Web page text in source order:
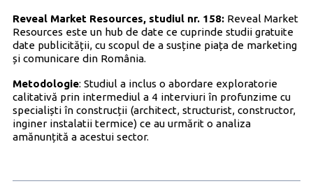
Reveal Market Resources, studiul nr. 158:Reveal Market
Resources este un hub de date ce cuprinde studii gratuite
date publicității, cu scopul de a susține piața de marketing
și comunicare din România.
Metodologie: Studiul a inclus o abordare exploratorie
calitativă prin intermediul a 4 interviuri în profunzime cu
specialiști în construcții (architect, structurist, constructor,
inginer instalatii termice) ce au urmărit o analiza
amănunțită a acestui sector.